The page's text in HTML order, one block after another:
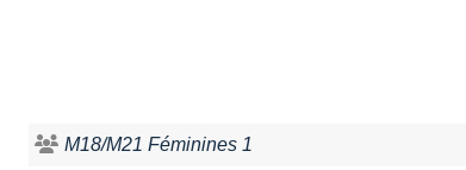
M18/M21 Féminines 1